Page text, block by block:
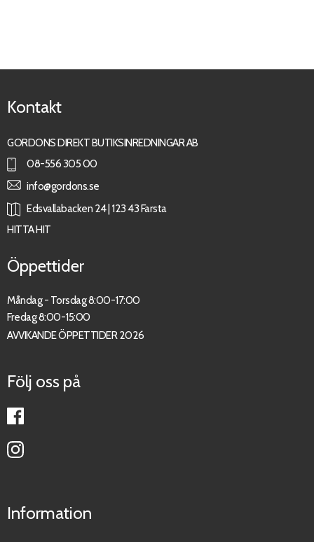
Kontakt
GORDONS DIREKT BUTIKSINREDNINGAR AB
08-556 305 00
info@gordons.se
Edsvallabacken 24 | 123 43 Farsta
HITTA HIT
Öppettider
Måndag - Torsdag 8:00-17:00
Fredag 8:00-15:00
AVVIKANDE ÖPPETTIDER 2026
Följ oss på
Information